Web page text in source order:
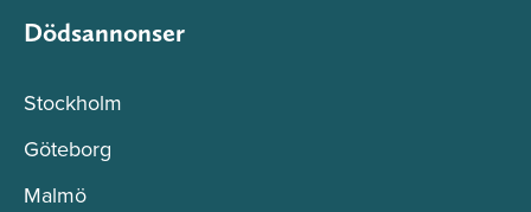
Dödsannonser
Stockholm
Göteborg
Malmö